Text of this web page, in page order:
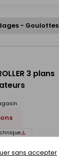
sans accepter
- Goulottes
3 plans